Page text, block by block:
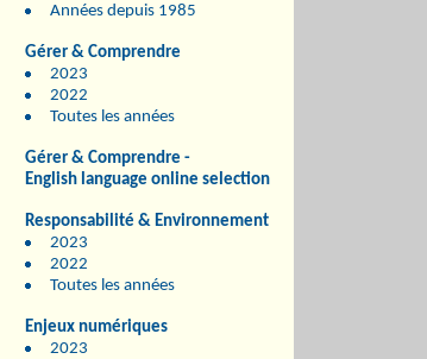
Années depuis 1985
Gérer & Comprendre
2023
2022
Toutes les années
Gérer & Comprendre -
English language online selection
Responsabilité & Environnement
2023
2022
Toutes les années
Enjeux numériques
2023